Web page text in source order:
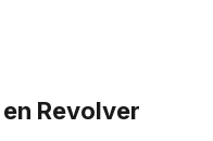
Revolver